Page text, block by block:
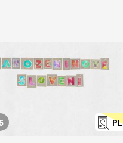
v tomto díle
kdo si hraje nezlobí.
PL